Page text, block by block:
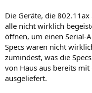
Die Geräte, die
alle nicht wirklich
öffnen, um einen Serial-
Specs waren nicht
zumindest, was die
von Haus aus bereits
ausgeliefert.